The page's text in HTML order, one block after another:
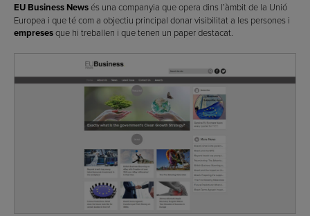
EU Business Newsés una companyia que opera dins l’àmbit de la Unió
Europea i que té com a objectiu principal donar visibilitat a les persones i
empresesque hi treballen i que tenen un paper destacat.